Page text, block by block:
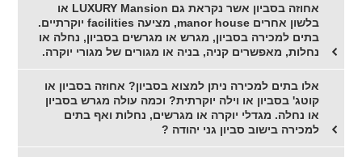
אחוזה בסביון אשר נקראת גם LUXURY Mansion או
בלשון אחרים manor house, מציעה facilities יוקרתיים.
בתים למכירה בסביון, מגרש או מגרשים בסביון, נחלה או
נחלות, מאפשרים קניה, בניה או מגורים של מגורי יוקרה.
אלו בתים למכירה ניתן למצוא בסביון? אחוזה בסביון או
קוטג' בסביון או וילה יוקרתית? וכמה עולה מגרש בסביון
או נחלה. מגדלי יוקרה או מגרשים, נחלות ואף בתים
למכירה בישוב סביון גני יהודה ?